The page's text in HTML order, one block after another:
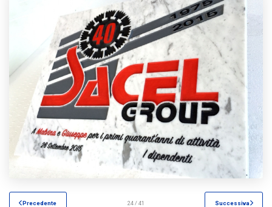
Precedente 24 / 41 Successiva